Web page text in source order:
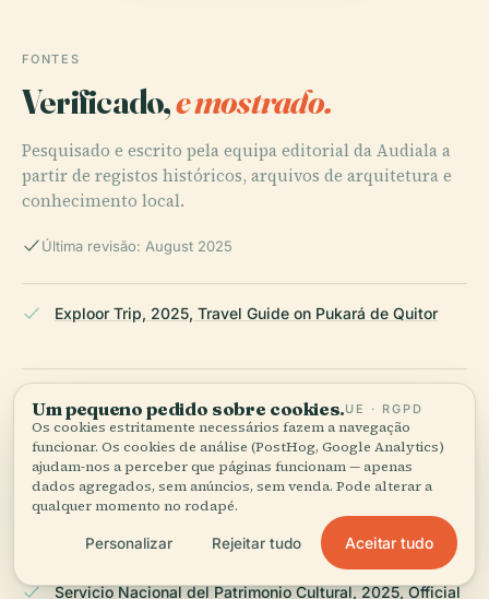
FONTES
Verificado,e mostrado.
Pesquisado e escrito pela equipa editorial da Audiala a
partir de registos históricos, arquivos de arquitetura e
conhecimento local.
Última revisão: August 2025
Exploor Trip, 2025, Travel Guide on Pukará de Quitor
The Brain Chamber, 2025, Cultural and Historical
Insights on Pukará de Quitor
GoChile, 2025, Visitor Information for Pukará de Quitor
Servicio Nacional del Patrimonio Cultural, 2025, Official
Um pequeno pedido sobre cookies.UE · RGPD
Os cookies estritamente necessários fazem a navegação
funcionar. Os cookies de análise (PostHog, Google Analytics)
ajudam-nos a perceber que páginas funcionam — apenas
dados agregados, sem anúncios, sem venda. Pode alterar a
qualquer momento no rodapé.
Personalizar Rejeitar tudo Aceitar tudo